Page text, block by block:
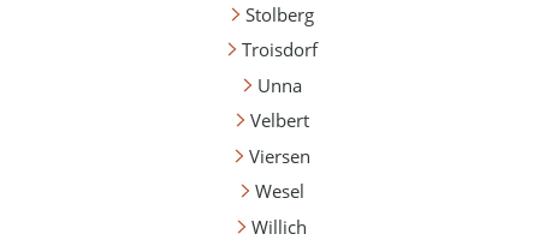
Stolberg
Troisdorf
Unna
Velbert
Viersen
Wesel
Willich